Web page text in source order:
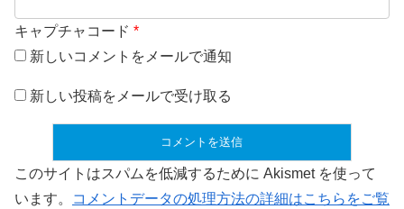
キャプチャコード *
新しいコメントをメールで通知
新しい投稿をメールで受け取る
このサイトはスパムを低減するために Akismet を使って
います。
コメントデータの処理方法の詳細はこちらをご覧